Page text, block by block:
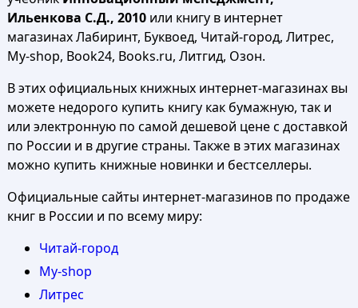
Ильенкова С.Д., 2010или книгу в интернет
магазинах Лабиринт, Буквоед, Читай-город, Литрес,
My-shop, Book24, Books.ru, Литгид, Озон.
В этих официальных книжных интернет-магазинах вы
можете недорого купить книгу как бумажную, так и
или электронную по самой дешевой цене с доставкой
по России и в другие страны. Также в этих магазинах
можно купить книжные новинки и бестселлеры.
Официальные сайты интернет-магазинов по продаже
книг в России и по всему миру:
Читай-город
My-shop
Литрес